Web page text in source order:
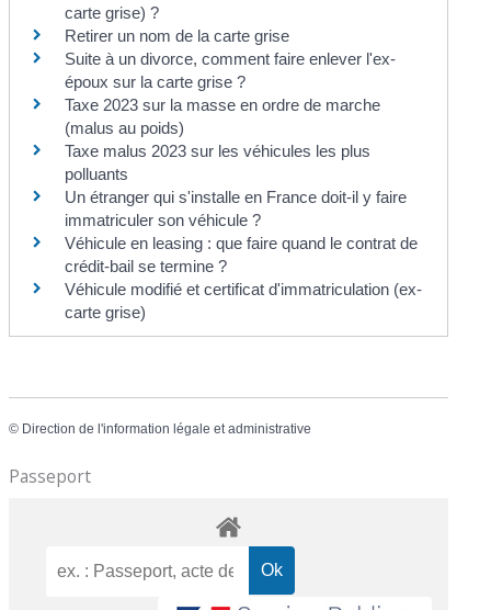
carte grise) ?
Retirer un nom de la carte grise
Suite à un divorce, comment faire enlever l'ex-
époux sur la carte grise ?
Taxe 2023 sur la masse en ordre de marche
(malus au poids)
Taxe malus 2023 sur les véhicules les plus
polluants
Un étranger qui s'installe en France doit-il y faire
immatriculer son véhicule ?
Véhicule en leasing : que faire quand le contrat de
crédit-bail se termine ?
Véhicule modifié et certificat d'immatriculation (ex-
carte grise)
© Direction de l'information légale et administrative
Passeport